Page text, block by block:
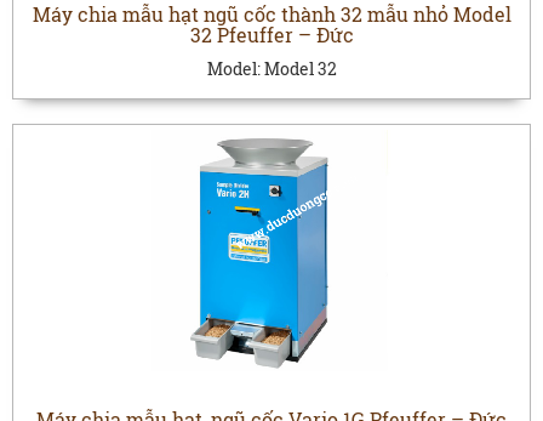
Máy chia mẫu hạt ngũ cốc thành 32 mẫu nhỏ Model
32 Pfeuffer – Đức
Model:Model 32